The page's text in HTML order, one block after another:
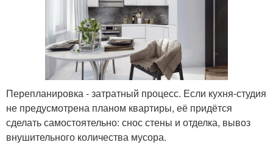
Перепланировка - затратный процесс. Если кухня-студия
не предусмотрена планом квартиры, её придётся
сделать самостоятельно: снос стены и отделка, вывоз
внушительного количества мусора.